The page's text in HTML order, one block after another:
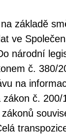
základě
ve
národní
č. 380/
na
č.